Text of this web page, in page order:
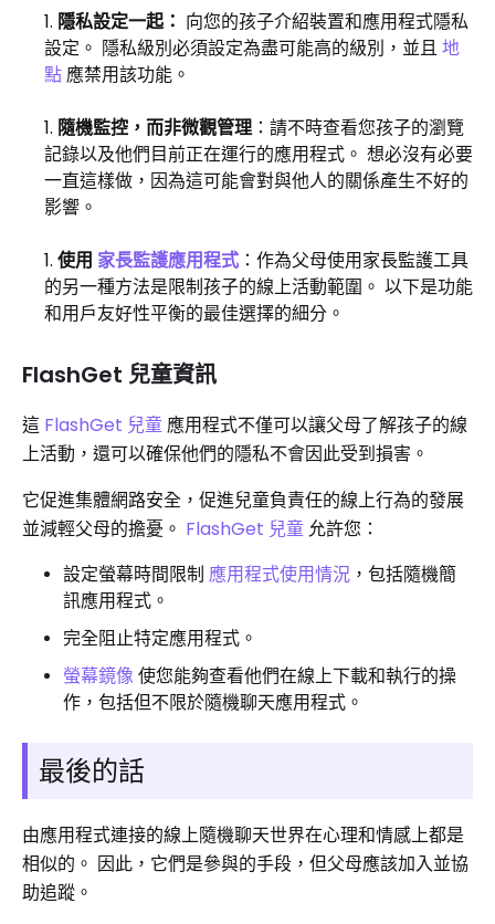
隱私設定一起： 向您的孩子介紹裝置和應用程式隱私
設定。 隱私級別必須設定為盡可能高的級別，並且地
點應禁用該功能。
隨機監控，而非微觀管理：請不時查看您孩子的瀏覽
記錄以及他們目前正在運行的應用程式。 想必沒有必要
一直這樣做，因為這可能會對與他人的關係產生不好的
影響。
使用 家長監護應用程式 ：作為父母使用家長監護工具
的另一種方法是限制孩子的線上活動範圍。 以下是功能
和用戶友好性平衡的最佳選擇的細分。
FlashGet 兒童資訊
這 FlashGet 兒童應用程式不僅可以讓父母了解孩子的線
上活動，還可以確保他們的隱私不會因此受到損害。
它促進集體網路安全，促進兒童負責任的線上行為的發展
並減輕父母的擔憂。 FlashGet 兒童允許您：
設定螢幕時間限制 應用程式使用情況 ，包括隨機簡
訊應用程式。
完全阻止特定應用程式。
螢幕鏡像 使您能夠查看他們在線上下載和執行的操
作，包括但不限於隨機聊天應用程式。
最後的話
由應用程式連接的線上隨機聊天世界在心理和情感上都是
相似的。 因此，它們是參與的手段，但父母應該加入並協
助追蹤。